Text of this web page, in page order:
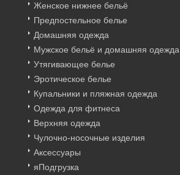
Женское нижнее бельё
Предпостельное белье
Домашняя одежда
Мужское бельё и домашняя одежда
Утягивающее белье
Эротическое белье
Купальники и пляжная одежда
Одежда для фитнеса
Верхняя одежда
Чулочно-носочные изделия
Аксессуары
яПодгрузка